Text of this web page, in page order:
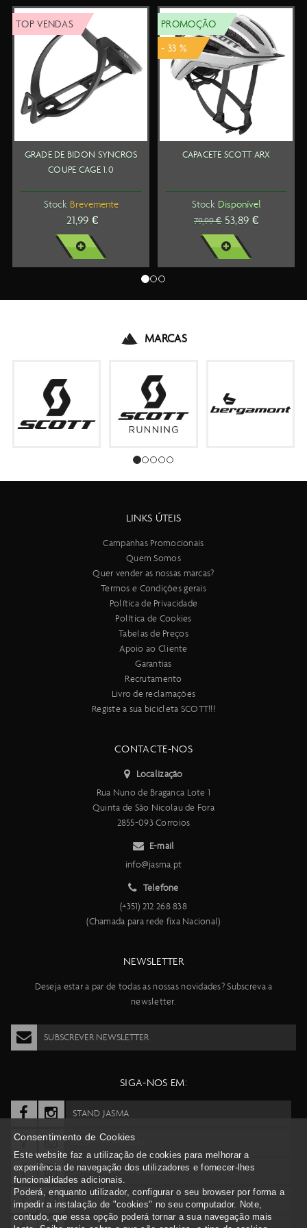
VENDAS
GRADE DE BIDON SYNCROS
COUPE CAGE 1.0
Brevemente
21,99 €
VER MAIS
PROMOÇÃO
- 33 %
CAPACETE SCOTT ARX
Disponível
79,99 € 53,89 €
VER MAIS
MARCAS
LINKS ÚTEIS
Campanhas Promocionais
Quem Somos
Quer vender as nossas marcas?
Termos e Condições gerais
Política de Privacidade
Política de Cookies
Tabelas de Preços
Apoio ao Cliente
Garantias
Recrutamento
Livro de reclamações
Registe a sua bicicleta SCOTT!!!
CONTACTE-NOS
Localização
Rua Nuno de Braganca Lote 1
Quinta de São Nicolau de Fora
2855-093 Corroios
E-mail
info@jasma.pt
Telefone
(+351) 212 268 838
(Chamada para rede fixa Nacional)
NEWSLETTER
Deseja estar a par de todas as nossas novidades? Subscreva a
newsletter.
SUBSCREVER NEWSLETTER
SIGA-NOS EM:
STAND JASMA
SCOTT PORTUGAL
SYNCROS PORTUGAL
BERGAMONT PORTUGAL
Consentimento de Cookies
Este website faz a utilização de cookies para melhorar a
experiência de navegação dos utilizadores e fornecer-lhes
funcionalidades adicionais.
Poderá, enquanto utilizador, configurar o seu browser por forma a
impedir a instalação de "cookies" no seu computador. Note,
contudo, que essa opção poderá tornar a sua navegação mais